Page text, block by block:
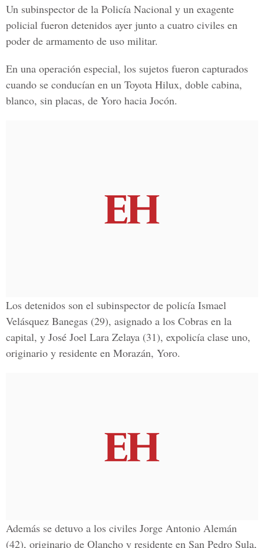
Un subinspector de la Policía Nacional y un exagente
policial fueron detenidos ayer junto a cuatro civiles en
poder de armamento de uso militar.
En una operación especial, los sujetos fueron capturados
cuando se conducían en un Toyota Hilux, doble cabina,
blanco, sin placas, de Yoro hacia Jocón.
Los detenidos son el subinspector de policía Ismael
Velásquez Banegas (29), asignado a los Cobras en la
capital, y José Joel Lara Zelaya (31), expolicía clase uno,
originario y residente en Morazán, Yoro.
Además se detuvo a los civiles Jorge Antonio Alemán
(42), originario de Olancho y residente en San Pedro Sula,